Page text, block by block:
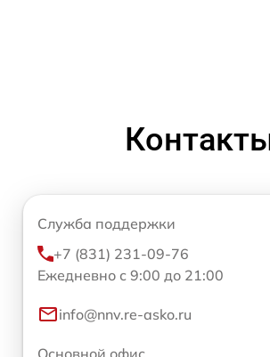
Служба поддержки
+7 (831) 231-09-76
Ежедневно с 9:00 до 21:00
info@nnv.re-asko.ru
Основной офис